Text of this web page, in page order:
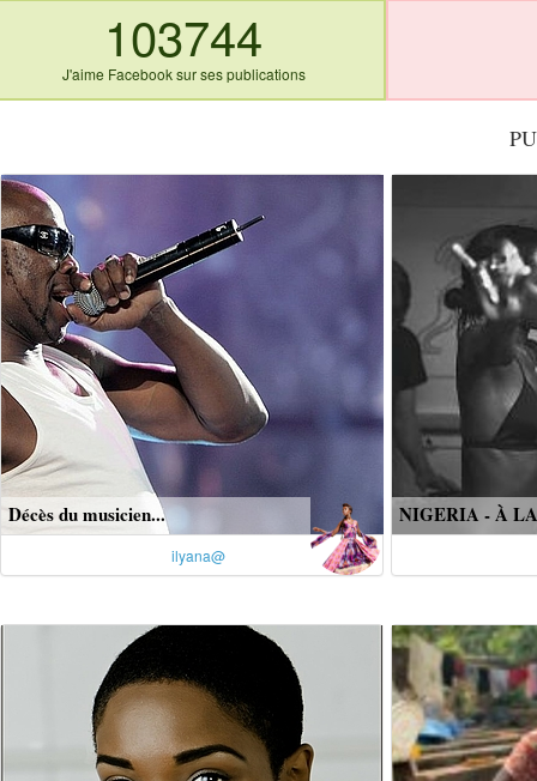
103744
J'aime Facebook sur ses publications
Décès du musicien...
ilyana@
NIGERIA - À